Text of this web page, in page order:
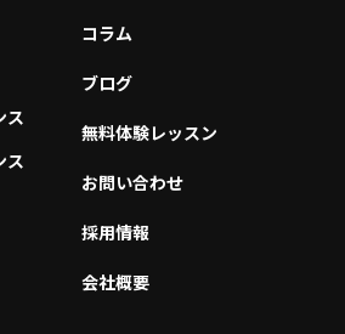
ス
ス
コラム
ブログ
無料体験レッスン
お問い合わせ
採用情報
会社概要